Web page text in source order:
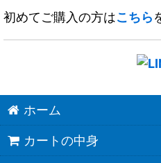
初めてご購入の方はこちら
ホーム
カートの中身